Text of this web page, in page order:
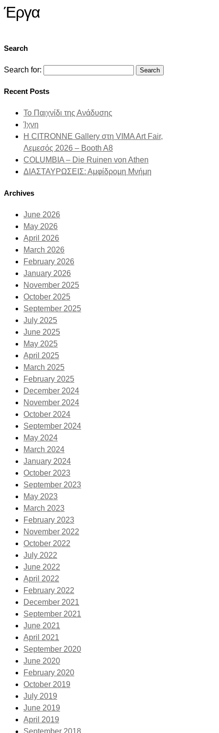
Έργα
Search
Search for:
Recent Posts
Το Παιχνίδι της Ανάδυσης
Ίχνη
Η CITRONNE Gallery στη VIMA Art Fair,
Λεμεσός 2026 – Booth A8
COLUMBIA – Die Ruinen von Athen
ΔΙΑΣΤΑΥΡΩΣΕΙΣ: Αμφίδρομη Μνήμη
Archives
June 2026
May 2026
April 2026
March 2026
February 2026
January 2026
November 2025
October 2025
September 2025
July 2025
June 2025
May 2025
April 2025
March 2025
February 2025
December 2024
November 2024
October 2024
September 2024
May 2024
March 2024
January 2024
October 2023
September 2023
May 2023
March 2023
February 2023
November 2022
October 2022
July 2022
June 2022
April 2022
February 2022
December 2021
September 2021
June 2021
April 2021
September 2020
June 2020
February 2020
October 2019
July 2019
June 2019
April 2019